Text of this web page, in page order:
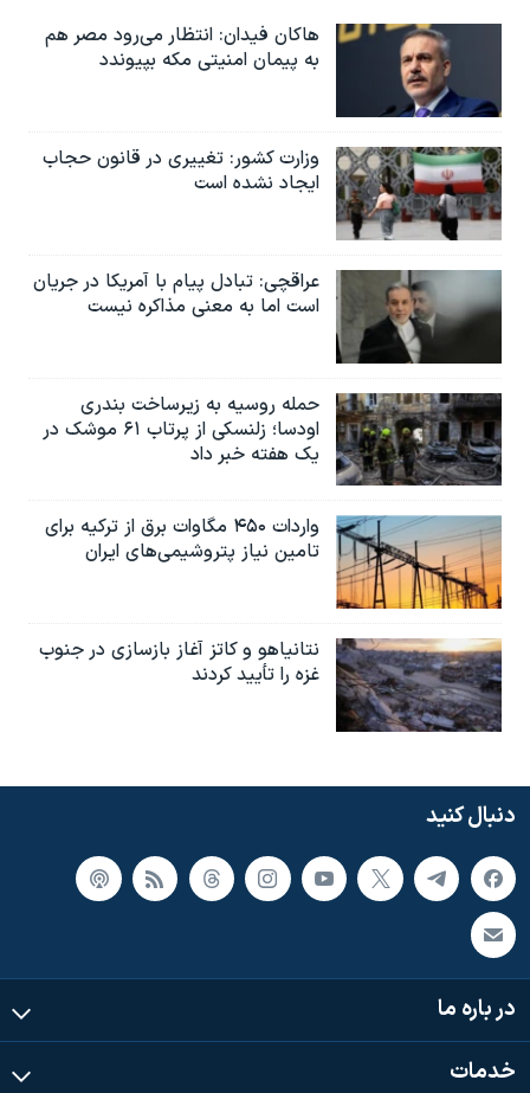
هاکان فیدان: انتظار می‌رود مصر هم
به پیمان امنیتی مکه بپیوندد
وزارت کشور: تغییری در قانون حجاب
ایجاد نشده است
عراقچی: تبادل پیام با آمریکا در جریان
است اما به معنی مذاکره نیست
حمله روسیه به زیرساخت بندری
اودسا؛ زلنسکی از پرتاب ۶۱ موشک در
یک هفته خبر داد
واردات ۴۵۰ مگاوات برق از ترکیه برای
تامین نیاز پتروشیمی‌های ایران
نتانیاهو و کاتز آغاز بازسازی در جنوب
غزه را تأیید کردند
دنبال کنید
در باره ما
خدمات